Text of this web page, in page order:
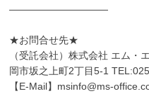
――――――――――
★お問合せ先★
（受託会社）株式会社 エム
岡市坂之上町2丁目5-1
【E-Mail】msinfo@ms-